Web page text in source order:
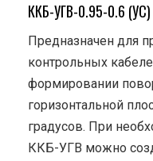
ККБ-УГВ-0.95-0.6 (УС)
Предназначен для
контрольных
формировании
горизонтальной
градусов. При
ККБ-УГВ можно